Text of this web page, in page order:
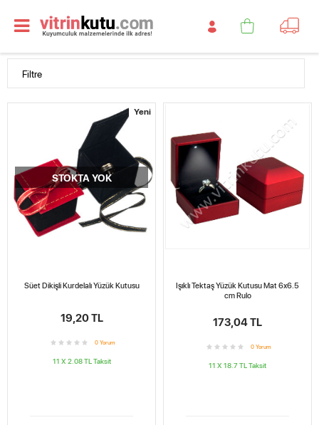
Filtre
Yeni
STOKTA YOK
Süet Dikişli Kurdelalı Yüzük Kutusu
19,20 TL
0 Yorum
11 X 2.08 TL Taksit
Işıklı Tektaş Yüzük Kutusu Mat 6x6.5
cm Rulo
173,04 TL
0 Yorum
11 X 18.7 TL Taksit